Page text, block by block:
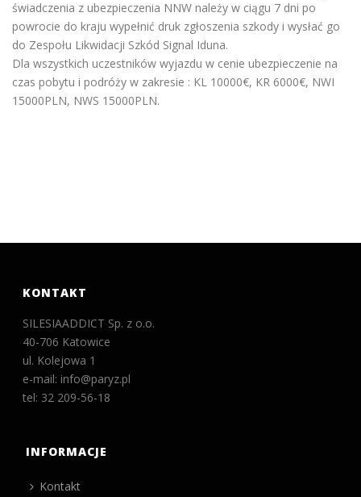
świadczenia z ubezpieczenia NNW należy w ciągu 7 dni po
powrocie do kraju wypełnić druk zgłoszenia szkody i wysłać go
do Zespołu Likwidacji Szkód Signal Iduna.
Dla wszystkich uczestników wyjazdu w cenie ubezpieczenie na
czas pobytu i podróży w zakresie : KL 10000€, KR 6000€, NWI
15000PLN, NWS 15000PLN.
KONTAKT
SILESIAADDICT Sp. z o.o.
40-706 Katowice
ul. Kolejowa 1
e-mail: info@paryz.pl
tel: 32 209-56-18
INFORMACJE
Kontakt